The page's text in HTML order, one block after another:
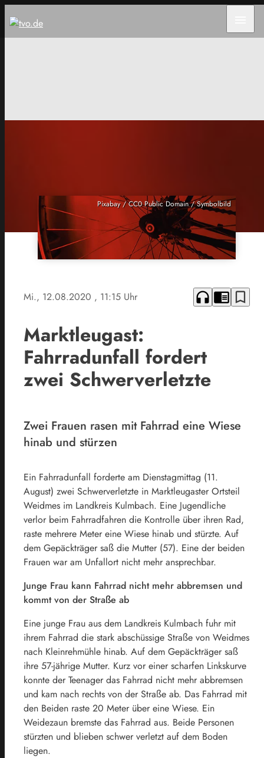
Pixabay / CC0 Public Domain / Symbolbild
Mi., 12.08.2020 , 11:15 Uhr headphones chrome_reader_mode bookmark_border
Marktleugast:
Fahrradunfall fordert
zwei Schwerverletzte
Zwei Frauen rasen mit Fahrrad eine Wiese
hinab und stürzen
Ein Fahrradunfall forderte am Dienstagmittag (11.
August) zwei Schwerverletzte in Marktleugaster Ortsteil
Weidmes im Landkreis Kulmbach. Eine Jugendliche
verlor beim Fahrradfahren die Kontrolle über ihren Rad,
raste mehrere Meter eine Wiese hinab und stürzte. Auf
dem Gepäckträger saß die Mutter (57). Eine der beiden
Frauen war am Unfallort nicht mehr ansprechbar.
Junge Frau kann Fahrrad nicht mehr abbremsen und
kommt von der Straße ab
Eine junge Frau aus dem Landkreis Kulmbach fuhr mit
ihrem Fahrrad die stark abschüssige Straße von Weidmes
nach Kleinrehmühle hinab. Auf dem Gepäckträger saß
ihre 57-jährige Mutter. Kurz vor einer scharfen Linkskurve
konnte der Teenager das Fahrrad nicht mehr abbremsen
und kam nach rechts von der Straße ab. Das Fahrrad mit
den Beiden raste 20 Meter über eine Wiese. Ein
Weidezaun bremste das Fahrrad aus. Beide Personen
stürzten und blieben schwer verletzt auf dem Boden
liegen.